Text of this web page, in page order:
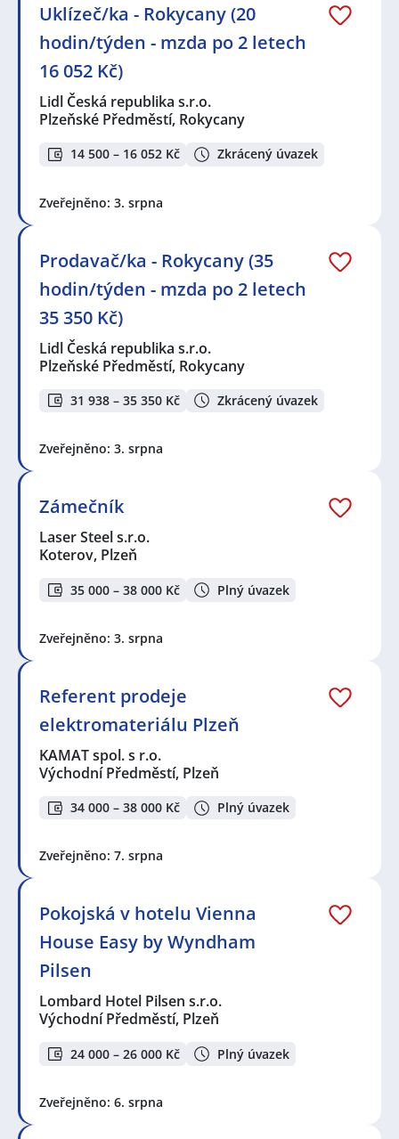
Uklízeč/ka - Rokycany (20
hodin/týden - mzda po 2 letech
16 052 Kč)
Lidl Česká republika s.r.o.
Plzeňské Předměstí, Rokycany
14 500 – 16 052 Kč Zkrácený úvazek
Zveřejněno: 3. srpna
Prodavač/ka - Rokycany (35
hodin/týden - mzda po 2 letech
35 350 Kč)
Lidl Česká republika s.r.o.
Plzeňské Předměstí, Rokycany
31 938 – 35 350 Kč Zkrácený úvazek
Zveřejněno: 3. srpna
Zámečník
Laser Steel s.r.o.
Koterov, Plzeň
35 000 – 38 000 Kč Plný úvazek
Zveřejněno: 3. srpna
Referent prodeje
elektromateriálu Plzeň
KAMAT spol. s r.o.
Východní Předměstí, Plzeň
34 000 – 38 000 Kč Plný úvazek
Zveřejněno: 7. srpna
Pokojská v hotelu Vienna
House Easy by Wyndham
Pilsen
Lombard Hotel Pilsen s.r.o.
Východní Předměstí, Plzeň
24 000 – 26 000 Kč Plný úvazek
Zveřejněno: 6. srpna